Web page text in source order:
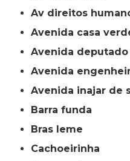
av direitos
avenida casa
avenida
avenida
avenida inajar de
barra funda
bras leme
cachoeirinha